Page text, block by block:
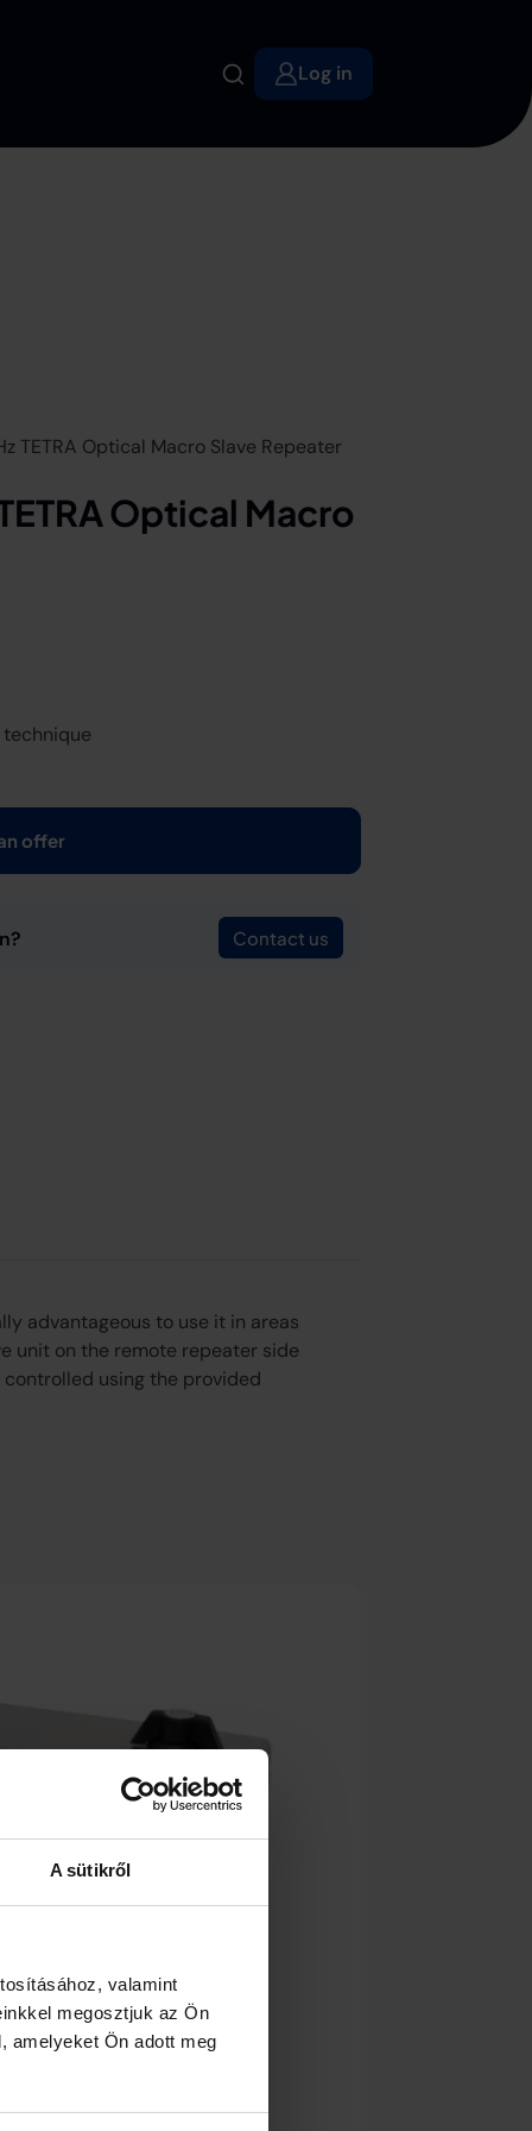
A sütikről
valamint
megosztjuk az Ön
amelyeket Ön adott meg
Log in
TETRA Optical Macro Slave Repeater
Optical Macro
offer
Contact us
advantageous to use it in areas
unit on the remote repeater side
using the provided